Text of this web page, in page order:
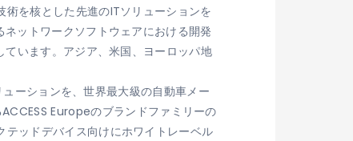
を核とした先進のITソリューションを
ットワークソフトウェアにおける開発
います。アジア、米国、ヨーロッパ地
ーションを、世界最大級の自動車メー
ACCESS Europeのブランドファミリーの
ッドデバイス向けにホワイトレーベル